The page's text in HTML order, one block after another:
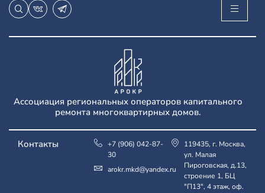
Ассоциация региональных операторов капитального
ремонта многоквартирных домов.
Контакты
+7 (906) 042-87-
30
arokr.mkd@yandex.ru
119435, г. Москва,
ул. Малая
Пироговская, д.13,
строение 1, БЦ
"П13", 4 этаж, оф.